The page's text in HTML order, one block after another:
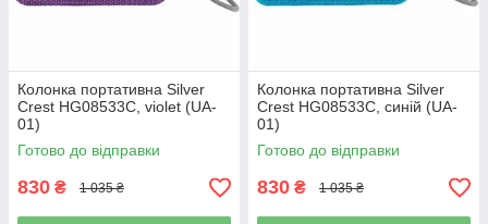
Колонка портативна Silver
Crest HG08533C, violet (UA-
01)
Готово до відправки
830 ₴ 1 035 ₴
Колонка портативна Silver
Crest HG08533C, синій (UA-
01)
Готово до відправки
830 ₴ 1 035 ₴